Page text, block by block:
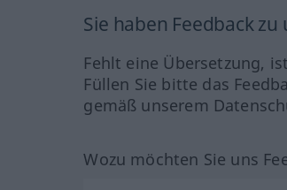
Sie haben Feedback
Fehlt eine Übersetzung,
Füllen Sie bitte das
gemäß unserem
Wozu möchten Sie uns